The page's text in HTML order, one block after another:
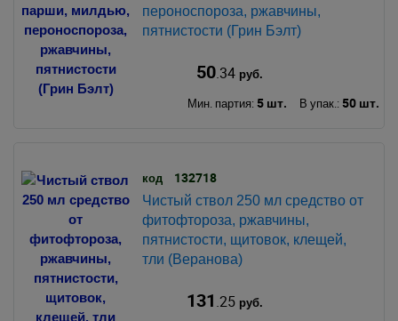
пероноспороза, ржавчины,
пятнистости (Грин Бэлт)
50.34руб.
Мин. партия: 5 шт. В упак.: 50 шт.
код 132718
Чистый ствол 250 мл средство от
фитофтороза, ржавчины,
пятнистости, щитовок, клещей,
тли (Веранова)
131.25руб.